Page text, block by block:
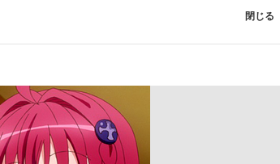
第10話
True character 〜正体バレた!?〜
閉じる